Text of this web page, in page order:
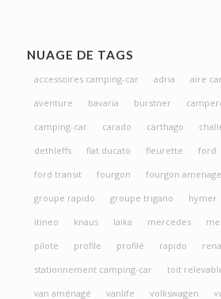
NUAGE DE TAGS
accessoires camping-car adria aire
aventure
bavaria burstner
camping-car
carado carthago
dethleffs
fiat ducato fleurette ford
ford transit
fourgon fourgon amenage
groupe rapido
groupe trigano hymer
itineo
knaus laika mercedes
pilote
profile profilé rapido
stationnement camping-car
toit
van aménagé
vanlife volkswagen